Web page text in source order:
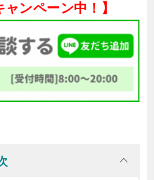
ンペーン中！】